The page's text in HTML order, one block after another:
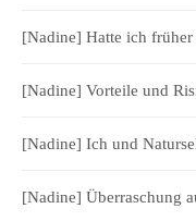
[Nadine] Hatte ich früher
[Nadine] Vorteile und
[Nadine] Ich und
[Nadine] Überraschung